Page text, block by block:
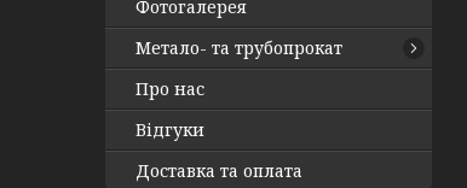
Фотогалерея
Метало- та трубопрокат
Про нас
Відгуки
Доставка та оплата